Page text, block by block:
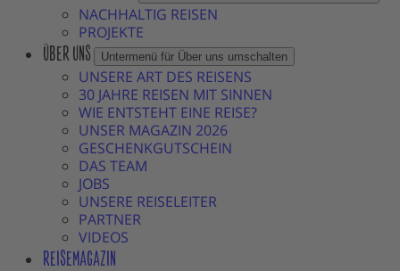
NACHHALTIG REISEN
PROJEKTE
ÜBER UNS Untermenü für Über uns umschalten
UNSERE ART DES REISENS
30 JAHRE REISEN MIT SINNEN
WIE ENTSTEHT EINE REISE?
UNSER MAGAZIN 2026
GESCHENKGUTSCHEIN
DAS TEAM
JOBS
UNSERE REISELEITER
PARTNER
VIDEOS
REISEMAGAZIN